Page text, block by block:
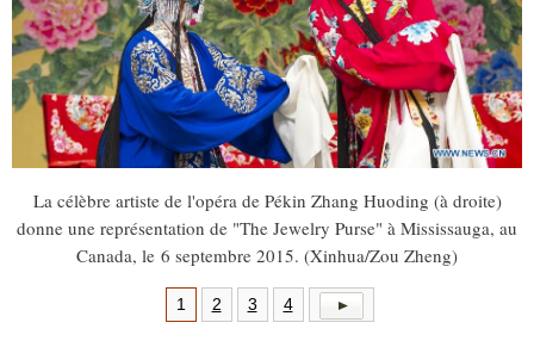
TOURISME DOCUMENTS
DOSSIERS PHOTOS
VIDÉOS
La célèbre artiste de l'opéra de Pékin Zhang Huoding (à droite)
donne une représentation de "The Jewelry Purse" à Mississauga, au
Canada, le 6 septembre 2015. (Xinhua/Zou Zheng)
1 2 3 4